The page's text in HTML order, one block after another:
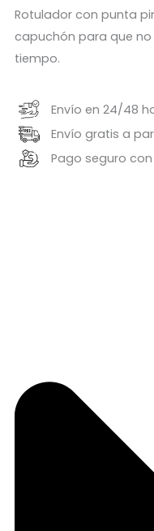
Rotulador con punta
capuchón para que
tiempo.
Envío en 24/48
Envío gratis a
Pago seguro